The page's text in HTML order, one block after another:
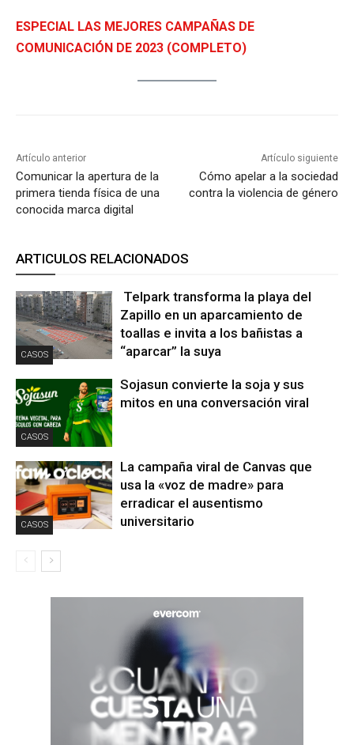
ESPECIAL LAS MEJORES CAMPAÑAS DE
COMUNICACIÓN DE 2023 (COMPLETO)
Artículo anterior
Comunicar la apertura de la
primera tienda física de una
conocida marca digital
Artículo siguiente
Cómo apelar a la sociedad
contra la violencia de género
ARTICULOS RELACIONADOS
CASOS
Telpark transforma la playa del
Zapillo en un aparcamiento de
toallas e invita a los bañistas a
“aparcar” la suya
CASOS
Sojasun convierte la soja y sus
mitos en una conversación viral
CASOS
La campaña viral de Canvas que
usa la «voz de madre» para
erradicar el ausentismo
universitario